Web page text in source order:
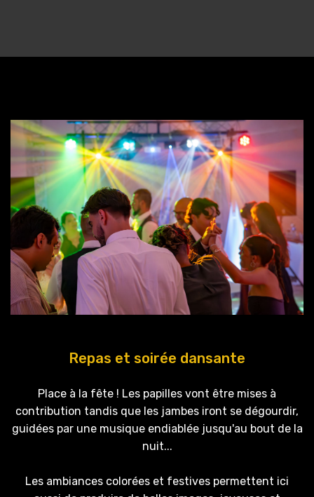
Repas et soirée dansante
Place à la fête ! Les papilles vont être mises à
contribution tandis que les jambes iront se dégourdir,
guidées par une musique endiablée jusqu'au bout de la
nuit...
Les ambiances colorées et festives permettent ici